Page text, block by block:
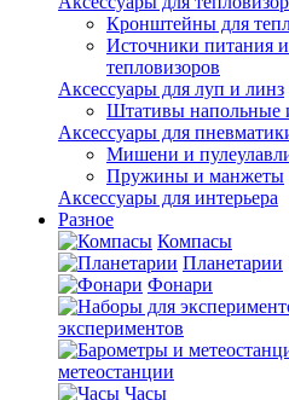
Кронштейны для
Источники питания и
тепловизоров
Аксессуары для луп и линз
Штативы напольные
Аксессуары для
Мишени и
Пружины и манжеты
Аксессуары для интерьера
Разное
Компасы
Планетарии
Фонари
экспериментов
метеостанции
Часы